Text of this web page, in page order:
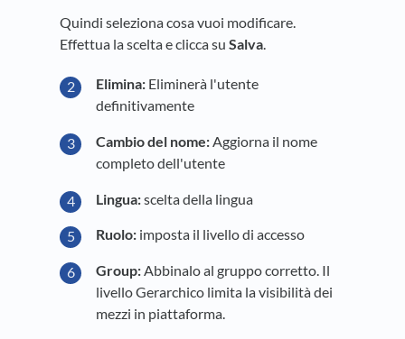
Quindi seleziona cosa vuoi modificare.
Effettua la scelta e clicca su Salva
Elimina: Eliminerà l'utente
definitivamente
Cambio del nome:Aggiorna il nome
completo dell'utente
Lingua:scelta della lingua
Ruolo: imposta il livello di accesso
Group: Abbinalo al gruppo corretto. Il
livello Gerarchico limita la visibilità dei
mezzi in piattaforma.